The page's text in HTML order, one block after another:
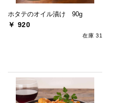
ホタテのオイル漬け 90g
￥ 920
在庫 31